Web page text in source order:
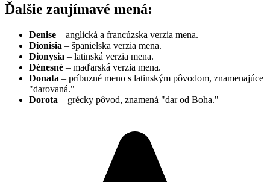
Ďalšie zaujímavé mená:
Denise – anglická a francúzska verzia mena.
Dionisia – španielska verzia mena.
Dionysia – latinská verzia mena.
Dénesné – maďarská verzia mena.
Donata – príbuzné meno s latinským pôvodom, znamenajúce
"darovaná."
Dorota – grécky pôvod, znamená "dar od Boha."